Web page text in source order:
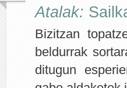
Atalak:
Bizitzan
beldurrak
ditugun